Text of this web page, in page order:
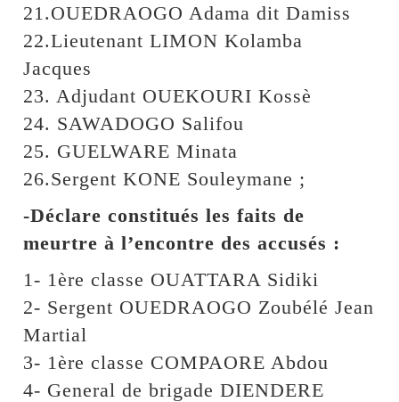
21.OUEDRAOGO Adama dit Damiss
22.Lieutenant LIMON Kolamba
Jacques
23. Adjudant OUEKOURI Kossè
24. SAWADOGO Salifou
25. GUELWARE Minata
26.Sergent KONE Souleymane ;
-Déclare constitués les faits de
meurtre à l’encontre des accusés :
1- 1ère classe OUATTARA Sidiki
2- Sergent OUEDRAOGO Zoubélé Jean
Martial
3- 1ère classe COMPAORE Abdou
4- General de brigade DIENDERE